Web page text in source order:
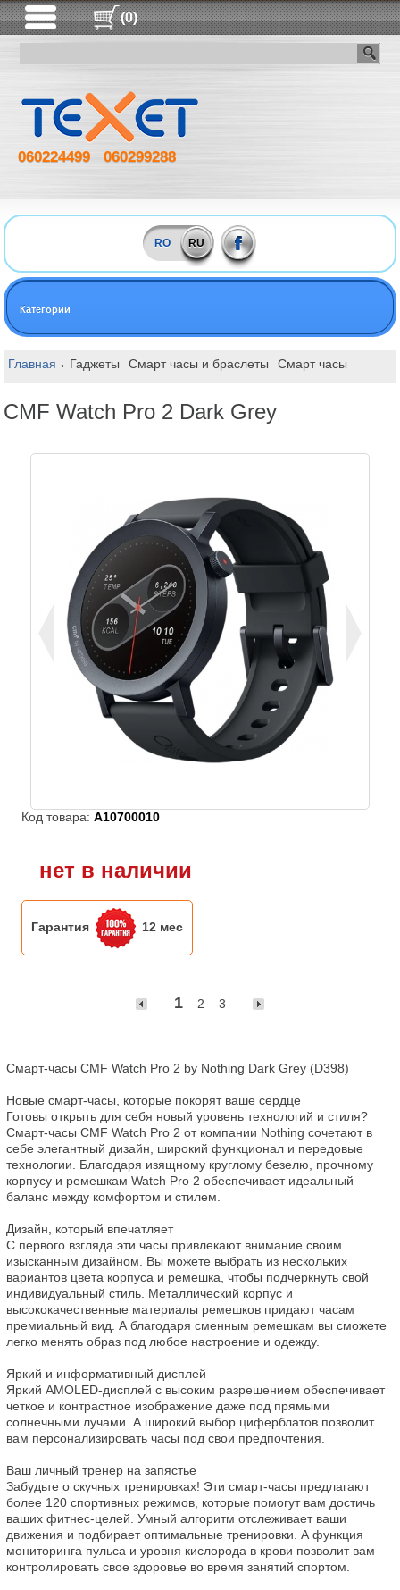
(0)
060224499 060299288
RO RU
Категории
Главная Гаджеты Смарт часы и браслеты Смарт часы
CMF Watch Pro 2 Dark Grey
Код товара:A10700010
нет в наличии
Гарантия 12 мес
1 2 3
Смарт-часы CMF Watch Pro 2 by Nothing Dark Grey (D398)
Новые смарт-часы, которые покорят ваше сердце
Готовы открыть для себя новый уровень технологий и стиля?
Смарт-часы CMF Watch Pro 2 от компании Nothing сочетают в
себе элегантный дизайн, широкий функционал и передовые
технологии. Благодаря изящному круглому безелю, прочному
корпусу и ремешкам Watch Pro 2 обеспечивает идеальный
баланс между комфортом и стилем.
Дизайн, который впечатляет
С первого взгляда эти часы привлекают внимание своим
изысканным дизайном. Вы можете выбрать из нескольких
вариантов цвета корпуса и ремешка, чтобы подчеркнуть свой
индивидуальный стиль. Металлический корпус и
высококачественные материалы ремешков придают часам
премиальный вид. А благодаря сменным ремешкам вы сможете
легко менять образ под любое настроение и одежду.
Яркий и информативный дисплей
Яркий AMOLED-дисплей с высоким разрешением обеспечивает
четкое и контрастное изображение даже под прямыми
солнечными лучами. А широкий выбор циферблатов позволит
вам персонализировать часы под свои предпочтения.
Ваш личный тренер на запястье
Забудьте о скучных тренировках! Эти смарт-часы предлагают
более 120 спортивных режимов, которые помогут вам достичь
ваших фитнес-целей. Умный алгоритм отслеживает ваши
движения и подбирает оптимальные тренировки. А функция
мониторинга пульса и уровня кислорода в крови позволит вам
контролировать свое здоровье во время занятий спортом.